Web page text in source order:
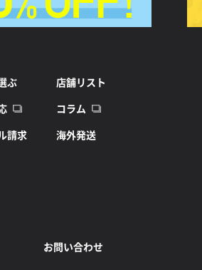
ぶ
請求
店舗リスト
コラム
海外発送
お問い合わせ